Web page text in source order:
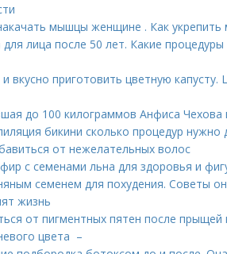
мышцы женщине . Как укрепить
для лица после 50 лет. Какие
вкусно приготовить цветную
до 100 килограммов Анфиса Чехова
бикини сколько процедур
от нежелательных волос
с семенами льна для здоровья и
семенем для похудения. Советы
жизнь
от пигментных пятен после прыщей
цвета –